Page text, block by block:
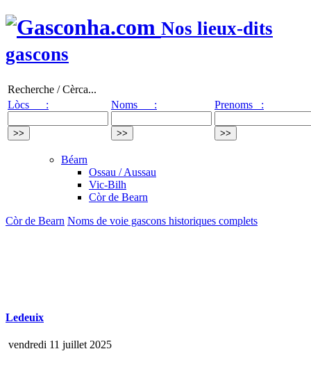
Nos lieux-dits
gascons
Recherche / Cèrca...
Lòcs :
Noms : Prenoms :
Béarn
Ossau / Aussau
Vic-Bilh
Còr de Bearn
Còr de Bearn Noms de voie gascons historiques complets
Ledeuix
vendredi 11 juillet 2025